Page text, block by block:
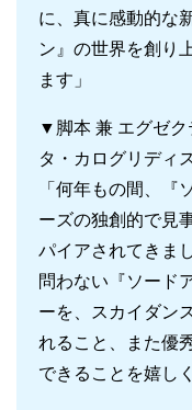
に、真に感動的な
ン』の世界を創り
ます」
▼脚本 兼 エグゼク
タ・カログリディ
「何年もの間、『
ーズの独創的で見
パイアされてきま
問わない『ソード
ーを、スカイダン
れること、また優
できることを嬉し